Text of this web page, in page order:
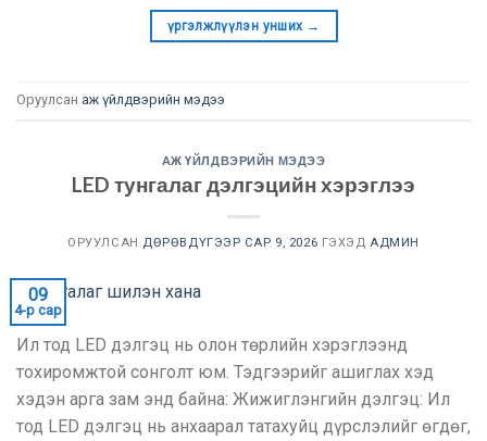
үргэлжлүүлэн унших →
Оруулсан аж үйлдвэрийн мэдээ
АЖ ҮЙЛДВЭРИЙН МЭДЭЭ
LED тунгалаг дэлгэцийн хэрэглээ
ОРУУЛСАН ДӨРӨВДҮГЭЭР САР 9, 2026 ГЭХЭДАДМИН
09
4-р сар
Ил тод LED дэлгэц нь олон төрлийн хэрэглээнд
тохиромжтой сонголт юм. Тэдгээрийг ашиглах хэд
хэдэн арга зам энд байна: Жижиглэнгийн дэлгэц: Ил
тод LED дэлгэц нь анхаарал татахуйц дүрслэлийг өгдөг,